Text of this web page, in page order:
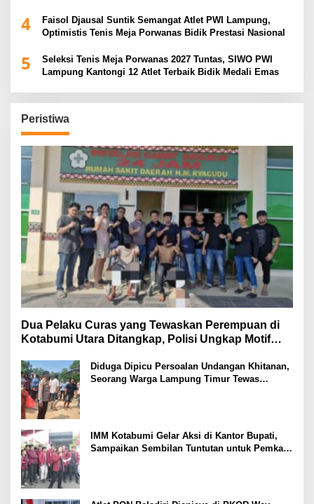
4
Faisol Djausal Suntik Semangat Atlet PWI Lampung,
Optimistis Tenis Meja Porwanas Bidik Prestasi Nasional
5
Seleksi Tenis Meja Porwanas 2027 Tuntas, SIWO PWI
Lampung Kantongi 12 Atlet Terbaik Bidik Medali Emas
Peristiwa
Dua Pelaku Curas yang Tewaskan Perempuan di
Kotabumi Utara Ditangkap, Polisi Ungkap Motif
Diduga Dipicu Persoalan Undangan Khitanan,
Seorang Warga Lampung Timur Tewas
IMM Kotabumi Gelar Aksi di Kantor Bupati,
Sampaikan Sembilan Tuntutan untuk Pemkab